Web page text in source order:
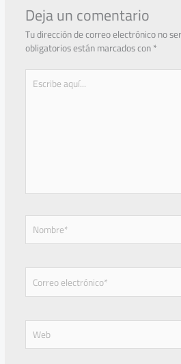
Deja un comentario
Tu dirección de correo electrónico no
obligatorios están marcados con*
Escribe
aquí...
Nombre*
Correo
electrónico*
Web